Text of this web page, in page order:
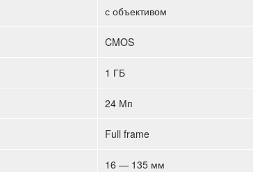
с объективом
CMOS
1 ГБ
24 Мп
Full frame
16 — 135 мм